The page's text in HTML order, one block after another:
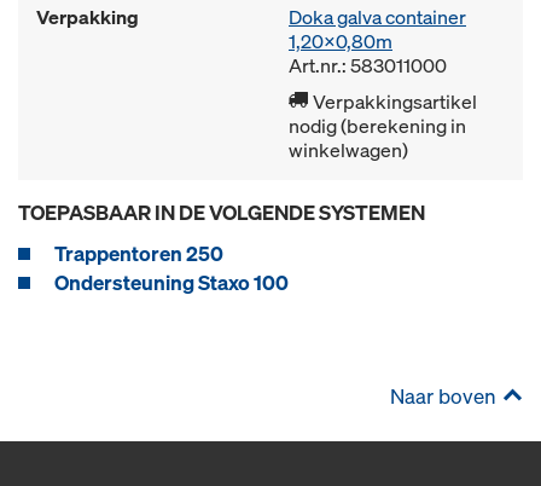
Verpakking
Doka galva container
1,20x0,80m
Art.nr.: 583011000
Verpakkingsartikel
nodig (berekening in
winkelwagen)
TOEPASBAAR IN DE VOLGENDE SYSTEMEN
Trappentoren 250
Ondersteuning Staxo 100
Naar boven